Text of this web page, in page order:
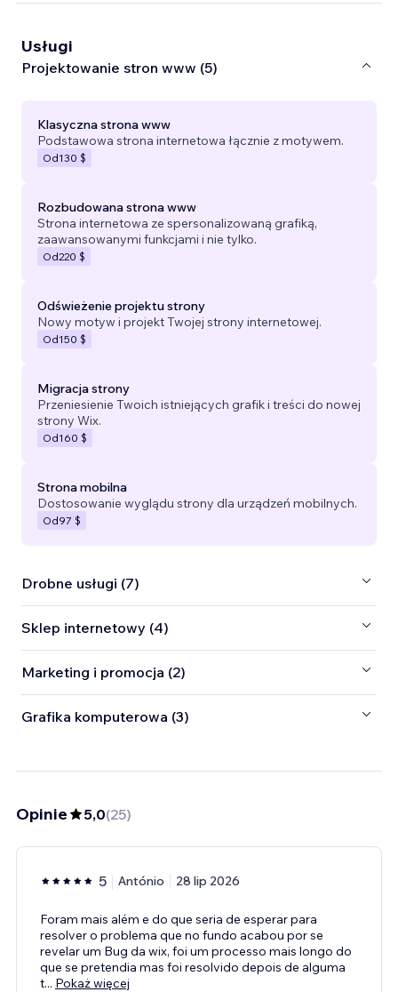
Usługi
Projektowanie stron www (5)
Klasyczna strona www
Podstawowa strona internetowa łącznie z motywem.
Od130 $
Rozbudowana strona www
Strona internetowa ze spersonalizowaną grafiką,
zaawansowanymi funkcjami i nie tylko.
Od220 $
Odświeżenie projektu strony
Nowy motyw i projekt Twojej strony internetowej.
Od150 $
Migracja strony
Przeniesienie Twoich istniejących grafik i treści do nowej
strony Wix.
Od160 $
Strona mobilna
Dostosowanie wyglądu strony dla urządzeń mobilnych.
Od97 $
Drobne usługi (7)
Sklep internetowy (4)
Marketing i promocja (2)
Grafika komputerowa (3)
Opinie 5,0(25)
5 António 28 lip 2026
Foram mais além e do que seria de esperar para
resolver o problema que no fundo acabou por se
revelar um Bug da wix, foi um processo mais longo do
que se pretendia mas foi resolvido depois de alguma
t... Pokaż więcej